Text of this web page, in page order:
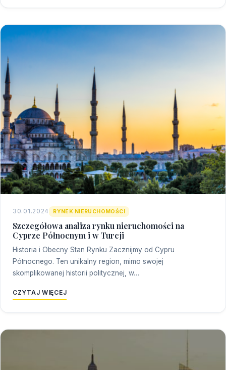
30.01.2024 RYNEK NIERUCHOMOŚCI
Szczegółowa analiza rynku nieruchomości na
Cyprze Północnym i w Turcji
Historia i Obecny Stan Rynku Zacznijmy od Cypru
Północnego. Ten unikalny region, mimo swojej
skomplikowanej historii politycznej, w…
CZYTAJ WIĘCEJ